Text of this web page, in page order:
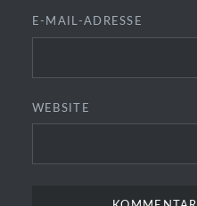
E-MAIL-ADRESSE
WEBSITE